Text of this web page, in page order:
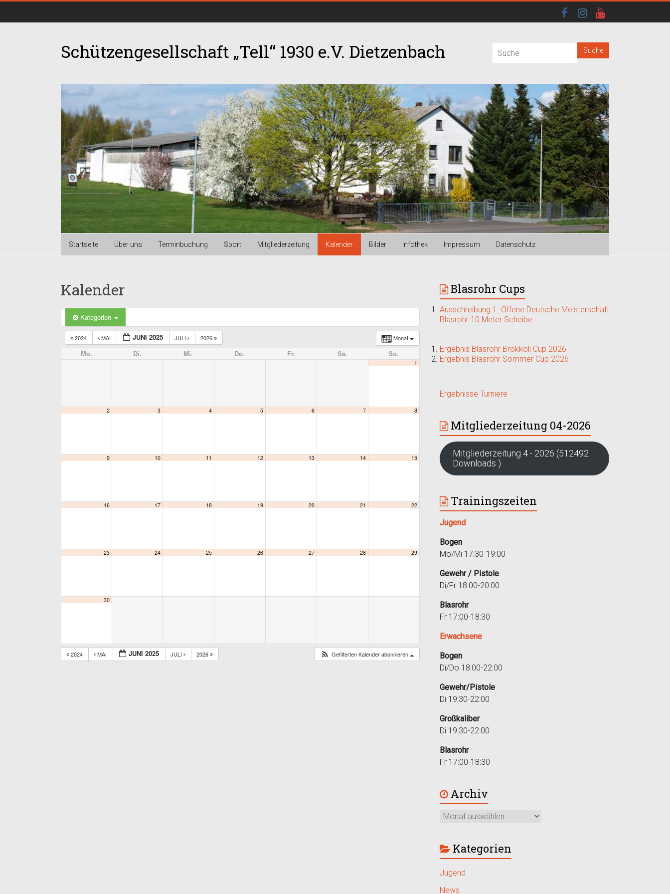
Schützengesellschaft „Tell“ 1930 e.V. Dietzenbach
Startseite Über uns Terminbuchung Sport Mitgliederzeitung Kalender Bilder Infothek Impressum Datenschutz
Kalender
Kategorien
Monat
2024 MAI JUNI 2025 JULI 2026
Mo. Di. Mi. Do. Fr. Sa. So.
1
2 3 4 5 6 7 8
9 10 11 12 13 14 15
16 17 18 19 20 21 22
23 24 25 26 27 28 29
30
2024 MAI JUNI 2025 JULI 2026 Gefilterten Kalender abonnieren
Blasrohr Cups
Ausschreibung 1. Offene Deutsche Meisterschaft
Blasrohr 10 Meter Scheibe
Ergebnis Blasrohr Brokkoli Cup 2026
Ergebnis Blasrohr Sommer Cup 2026
Ergebnisse Turniere
Mitgliederzeitung 04-2026
Mitgliederzeitung 4 - 2026 (512492
Downloads )
Trainingszeiten
Jugend
Bogen
Mo/Mi 17:30-19:00
Gewehr / Pistole
Di/Fr 18:00-20:00
Blasrohr
Fr 17:00-18:30
Erwachsene
Bogen
Di/Do 18:00-22:00
Gewehr/Pistole
Di 19:30-22:00
Großkaliber
Di 19:30-22:00
Blasrohr
Fr 17:00-18:30
Archiv
Kategorien
Jugend
News